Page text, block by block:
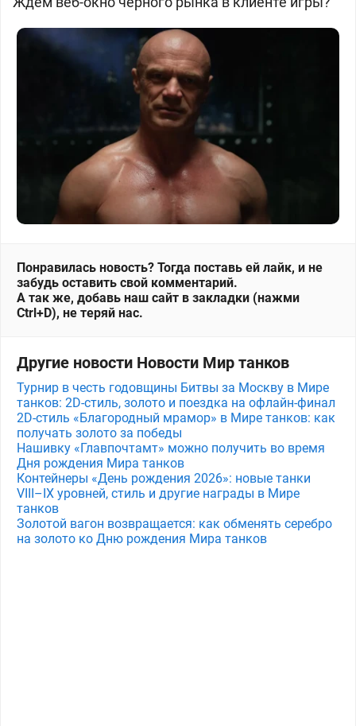
Понравилась новость? Тогда поставь ей лайк, и не
забудь оставить свой комментарий.
А так же, добавь наш сайт в закладки (нажми
Ctrl+D), не теряй нас.
Другие новости Новости Мир танков
Турнир в честь годовщины Битвы за Москву в Мире
танков: 2D-стиль, золото и поездка на офлайн-финал
2D-стиль «Благородный мрамор» в Мире танков: как
получать золото за победы
Нашивку «Главпочтамт» можно получить во время
Дня рождения Мира танков
Контейнеры «День рождения 2026»: новые танки
VIII–IX уровней, стиль и другие награды в Мире
танков
Золотой вагон возвращается: как обменять серебро
на золото ко Дню рождения Мира танков